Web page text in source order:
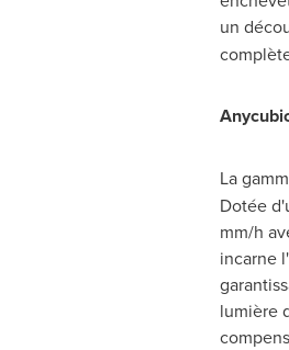
un
La
Dotée
mm/h
incarne
lumière